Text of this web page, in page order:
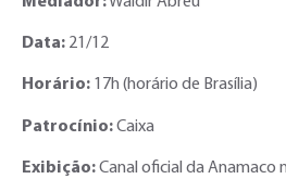
Data: 21/12
Horário: 17h (horário de Brasília)
Patrocínio:Caixa
Exibição:Canal oficial da Anamaco